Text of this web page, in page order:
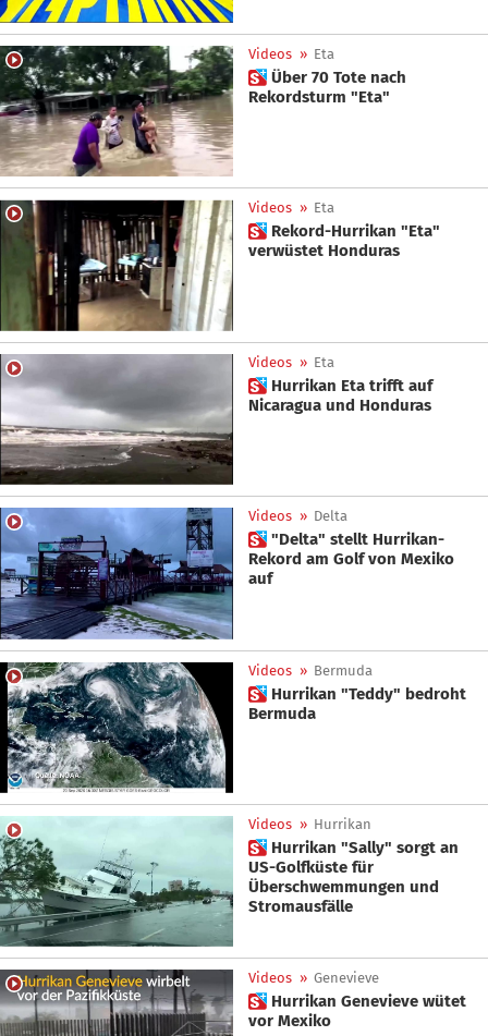
Videos » Eta
 Über 70 Tote nach
Rekordsturm "Eta"
Videos » Eta
 Rekord-Hurrikan "Eta"
verwüstet Honduras
Videos » Eta
 Hurrikan Eta trifft auf
Nicaragua und Honduras
Videos » Delta
 "Delta" stellt Hurrikan-
Rekord am Golf von Mexiko
auf
Videos » Bermuda
 Hurrikan "Teddy" bedroht
Bermuda
Videos » Hurrikan
 Hurrikan "Sally" sorgt an
US-Golfküste für
Überschwemmungen und
Stromausfälle
Videos » Genevieve
 Hurrikan Genevieve wütet
vor Mexiko